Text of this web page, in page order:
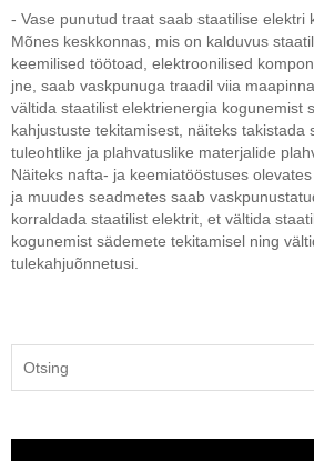
- Vase punutud traat saab staatilise elektri
Mõnes keskkonnas, mis on kalduvus
keemilised töötoad, elektroonilised
jne, saab vaskpunuga traadil viia
vältida staatilist elektrienergia kogunemist
kahjustuste tekitamisest, näiteks takistada
tuleohtlike ja plahvatuslike materjalide
Näiteks nafta- ja keemiatööstuses
ja muudes seadmetes saab
korraldada staatilist elektrit, et vältida
kogunemist sädemete tekitamisel ning
tulekahjuõnnetusi.